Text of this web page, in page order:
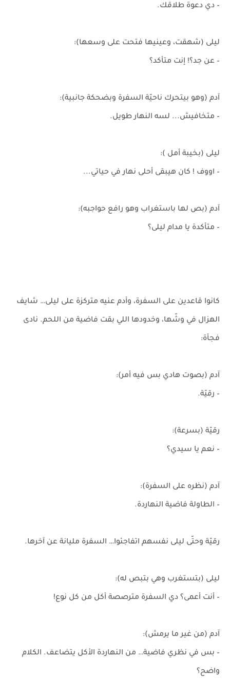
– دي دعوة طلاقك.
ليلى (شهقت، وعينيها فتحت على وسعها):
– عن جد؟! إنت متأكد؟
آدم (وهو بيتحرك ناحيّة السفرة وبضحكة جانبية):
– متخافيش... لسه النهار طويل.
ليلى (بخيبة أمل ):
– اووف ! كان هيبقى أحلى نهار في حياتي...
آدم (بص لها باستغراب وهو رافع حواجبه):
– متأكدة يا مدام ليلى؟
كانوا قاعدين على السفرة، وأدم عنيه متركزة على ليلى… شايف
الهزال في وشّها، وخدودها اللي بقت فاضية من اللحم. نادى
فجأة:
آدم (بصوت هادي بس فيه أمر):
– رقيّة.
رقيّة (بسرعة):
– نعم يا سيدي؟
آدم (نظره على السفرة):
– الطاولة فاضية النهاردة.
رقيّة وحتّى ليلى نفسهم اتفاجئوا… السفرة مليانة عن آخرها.
ليلى (بتستغرب وهي بتبص له):
– أنت أعمى؟ دي السفرة مترصصة أكل من كل نوع!
آدم (من غير ما يرمش):
– بس في نظري فاضية… من النهاردة الأكل يتضاعف. الكلام
واضح؟